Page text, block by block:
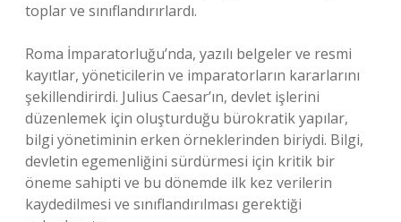
toplar ve sınıflandırırlardı.
Roma İmparatorluğu’nda, yazılı belgeler ve resmi
kayıtlar, yöneticilerin ve imparatorların kararlarını
şekillendirirdi. Julius Caesar’ın, devlet işlerini
düzenlemek için oluşturduğu bürokratik yapılar,
bilgi yönetiminin erken örneklerinden biriydi. Bilgi,
devletin egemenliğini sürdürmesi için kritik bir
öneme sahipti ve bu dönemde ilk kez verilerin
kaydedilmesi ve sınıflandırılması gerektiği